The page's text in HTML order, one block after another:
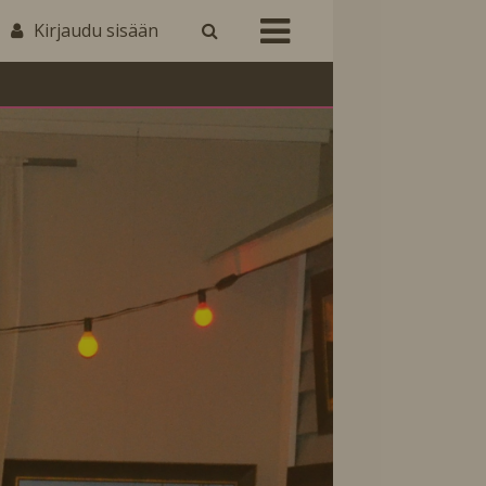
Kirjaudu sisään